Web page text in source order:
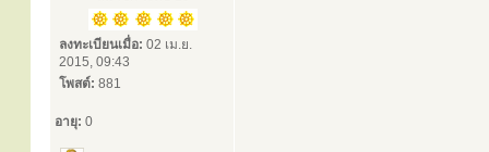
ลงทะเบียนเมื่อ: 02 เม.ย.
2015, 09:43
โพสต์: 881
อายุ: 0